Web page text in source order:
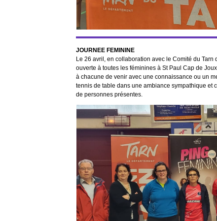
JOURNEE FEMININE
Le 26 avril, en collaboration avec le Comité du
ouverte à toutes les féminines à St Paul Cap de
à chacune de venir avec une connaissance ou un
tennis de table dans une ambiance sympathique et
de personnes présentes.